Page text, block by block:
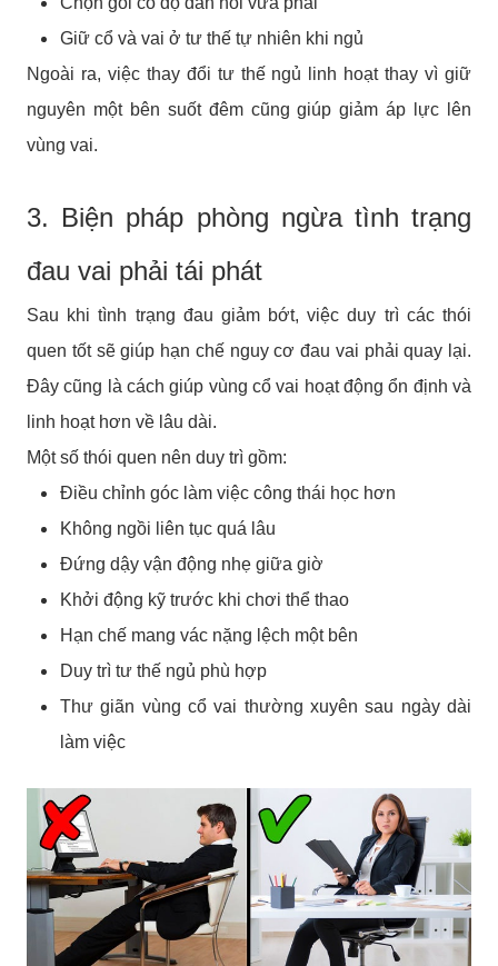
Giữ cổ và vai ở tư thế tự nhiên khi ngủ
Ngoài ra, việc thay đổi tư thế ngủ linh hoạt thay vì giữ
nguyên một bên suốt đêm cũng giúp giảm áp lực lên
vùng vai.
3. Biện pháp phòng ngừa tình trạng
đau vai phải tái phát
Sau khi tình trạng đau giảm bớt, việc duy trì các thói
quen tốt sẽ giúp hạn chế nguy cơ đau vai phải quay lại.
Đây cũng là cách giúp vùng cổ vai hoạt động ổn định và
linh hoạt hơn về lâu dài.
Một số thói quen nên duy trì gồm:
Điều chỉnh góc làm việc công thái học hơn
Không ngồi liên tục quá lâu
Đứng dậy vận động nhẹ giữa giờ
Khởi động kỹ trước khi chơi thể thao
Hạn chế mang vác nặng lệch một bên
Duy trì tư thế ngủ phù hợp
Thư giãn vùng cổ vai thường xuyên sau ngày dài
làm việc